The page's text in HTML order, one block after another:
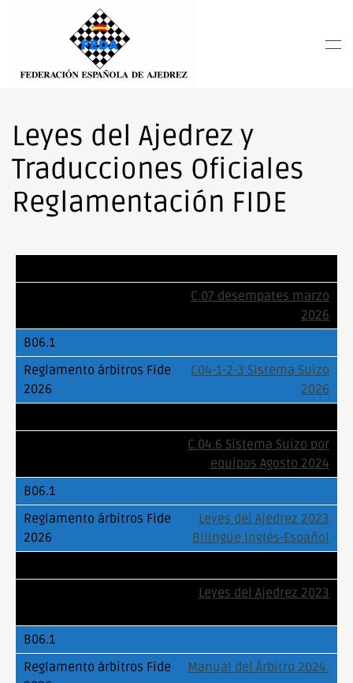
sistema
accesibilidad.
Skip to main content
Leyes del Ajedrez y
Traducciones Oficiales
Reglamentación FIDE
C.07 desempates marzo
2026
C04-1-2-3 Sistema Suizo
2026
C.04.6 Sistema Suizo por
equipos Agosto 2024
Leyes del Ajedrez 2023
Bilingüe Inglés-Español
Leyes del Ajedrez 2023
Manual del Árbitro 2024.